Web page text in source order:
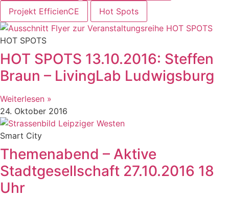
Projekt EfficienCE Hot Spots
HOT SPOTS
HOT SPOTS 13.10.2016: Steffen
Braun – LivingLab Ludwigsburg
Weiterlesen »
24. Oktober 2016
Smart City
Themenabend – Aktive
Stadtgesellschaft 27.10.2016 18
Uhr